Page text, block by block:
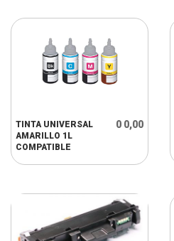
TINTA UNIVERSAL
AMARILLO 1L
COMPATIBLE
0 0,00